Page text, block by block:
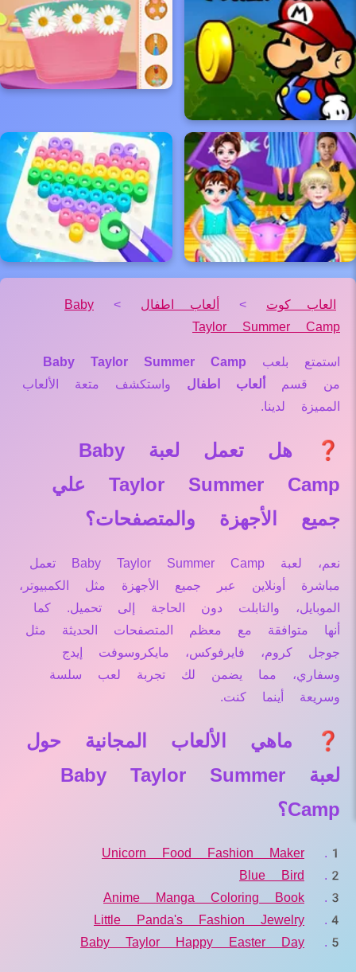
العاب كوت > ألعاب اطفال >
Baby
Taylor Summer Camp
استمتع بلعب Baby Taylor Summer Camp
من قسم
ألعاب اطفال واستكشف متعة الألعاب
المميزة لدينا.
❓ هل تعمل لعبة Baby
Taylor Summer Camp علي
جميع الأجهزة والمتصفحات؟
نعم، لعبة Baby Taylor Summer Camp تعمل
مباشرة أونلاين عبر جميع الأجهزة مثل الكمبيوتر،
الموبايل، والتابلت دون الحاجة إلى تحميل. كما
أنها متوافقة مع معظم المتصفحات الحديثة مثل
جوجل كروم، فايرفوكس، مايكروسوفت إيدج
وسفاري، مما يضمن لك تجربة لعب سلسة
وسريعة أينما كنت.
❓ ماهي الألعاب المجانية حول
لعبة Baby Taylor Summer
Camp؟
Unicorn Food Fashion Maker
Blue Bird
Anime Manga Coloring Book
Little Panda's Fashion Jewelry
Baby Taylor Happy Easter Day